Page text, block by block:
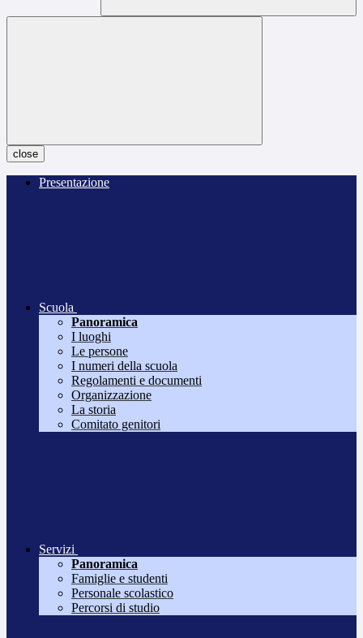
close
Presentazione
Scuola
Panoramica
I luoghi
Le persone
I numeri della scuola
Regolamenti e documenti
Organizzazione
La storia
Comitato genitori
Servizi
Panoramica
Famiglie e studenti
Personale scolastico
Percorsi di studio